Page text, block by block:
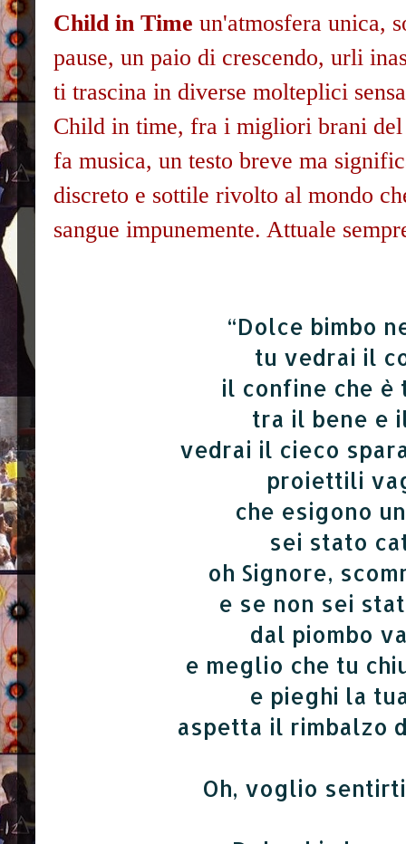
Child in Time un'atmosfera unica,
pause, un paio di crescendo, urli
ti trascina in diverse molteplici
Child in time, fra i migliori brani del
fa musica, un testo breve ma
discreto e sottile rivolto al mondo
sangue impunemente. Attuale
“Dolce bimbo
tu vedrai il
il confine che è
tra il bene e
vedrai il cieco
proiettili
che esigono
sei stato
oh Signore,
e se non sei
dal piombo
e meglio che tu
e pieghi la
aspetta il rimbalzo
Oh, voglio